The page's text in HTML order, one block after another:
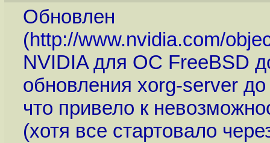
Обновлен
(http://www.nvidia.com/
NVIDIA для ОС FreeBSD
обновления xorg-server
что привело к
(хотя все стартовало